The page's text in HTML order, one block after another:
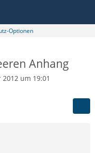
Optionen
Anhang
um 19:01